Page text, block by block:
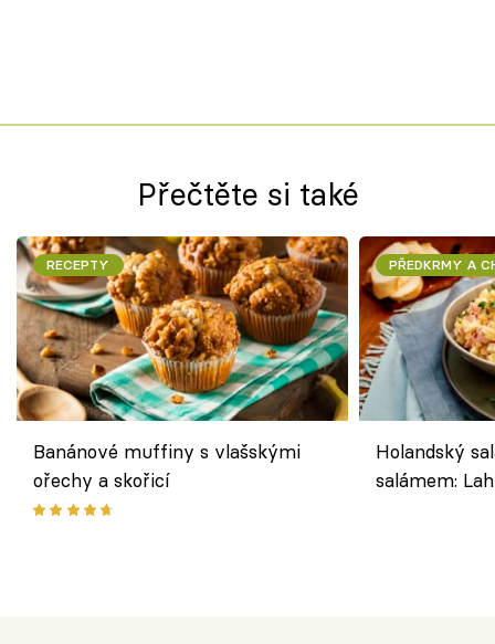
Přečtěte si také
RECEPTY
Banánové muffiny s vlašskými
ořechy a skořicí
PŘEDKRMY A
Holandský
salámem: